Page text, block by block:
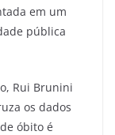
em um
pública
Rui Brunini
os dados
óbito é